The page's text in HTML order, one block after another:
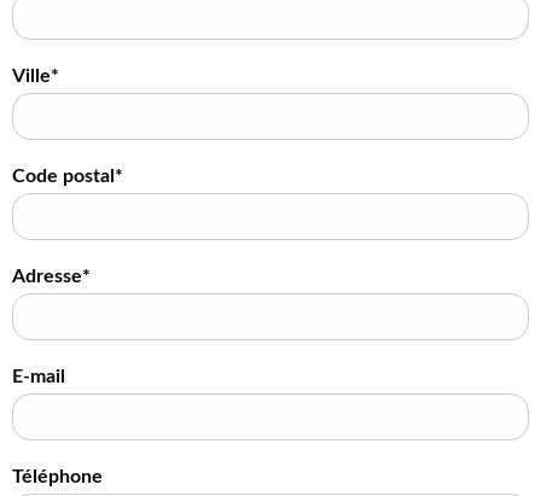
Ville*
Code postal*
Adresse*
E-mail
Téléphone